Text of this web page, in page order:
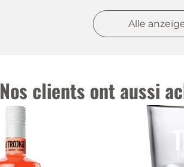
In meiner
erhältlich.
Bodenmann
Hallo
Ich bin begeistert
Wäre sicher auch
nur durch Zufall
Alle
Nos clients ont aussi